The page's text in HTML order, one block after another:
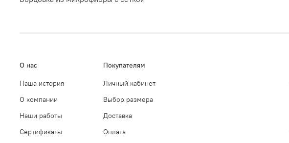
О нас
Наша история
О компании
Наши работы
Сертификаты
Покупателям
Личный кабинет
Выбор размера
Доставка
Оплата